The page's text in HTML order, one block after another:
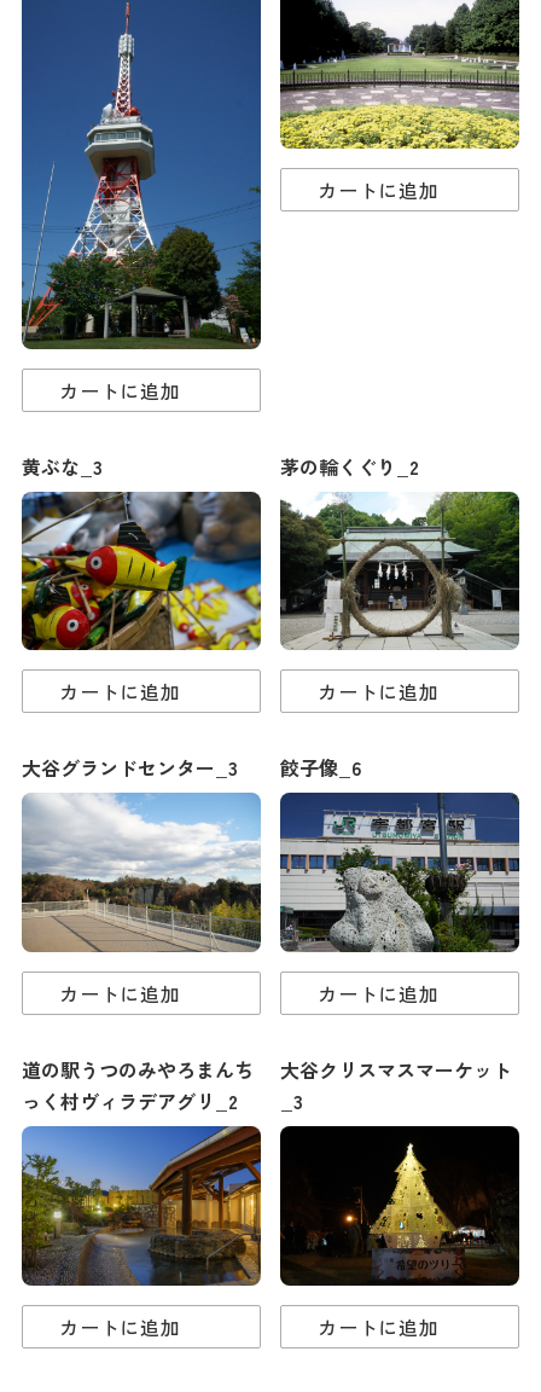
カートに追加
カートに追加
黄ぶな_3
カートに追加
茅の輪くぐり_2
カートに追加
大谷グランドセンター_3
カートに追加
餃子像_6
カートに追加
道の駅うつのみやろまんち
っく村ヴィラデアグリ_2
カートに追加
大谷クリスマスマーケット
_3
カートに追加